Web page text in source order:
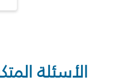
الأسئلة